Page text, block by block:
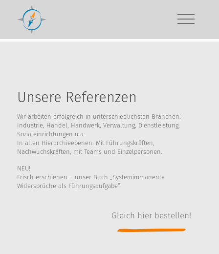
Unsere Referenzen
Wir arbeiten erfolgreich in unterschiedlichsten Branchen:
Industrie, Handel, Handwerk, Verwaltung, Dienstleistung,
Sozialeinrichtungen u.a.
In allen Hierarchieebenen. Mit Führungskräften,
Nachwuchskräften, mit Teams und Einzelpersonen.
NEU!
Frisch erschienen – unser Buch „Systemimmanente
Widersprüche als Führungsaufgabe“
Gleich hier bestellen!